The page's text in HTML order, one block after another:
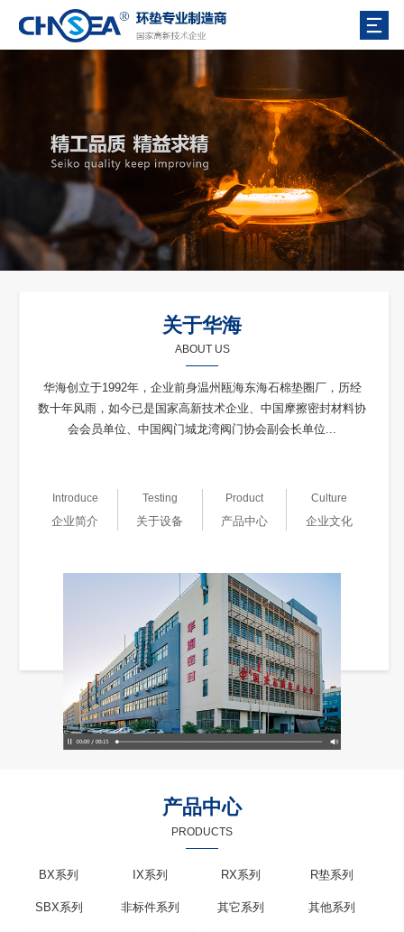
关于华海
ABOUT US
华海创立于1992年，企业前身温州瓯海东海石棉垫圈厂，历经
数十年风雨，如今已是国家高新技术企业、中国摩擦密封材料协
会会员单位、中国阀门城龙湾阀门协会副会长单位...
Introduce
企业简介
Testing
关于设备
Product
产品中心
Culture
企业文化
产品中心
PRODUCTS
BX系列 IX系列 RX系列 R垫系列
SBX系列 非标件系列 其它系列 其他系列